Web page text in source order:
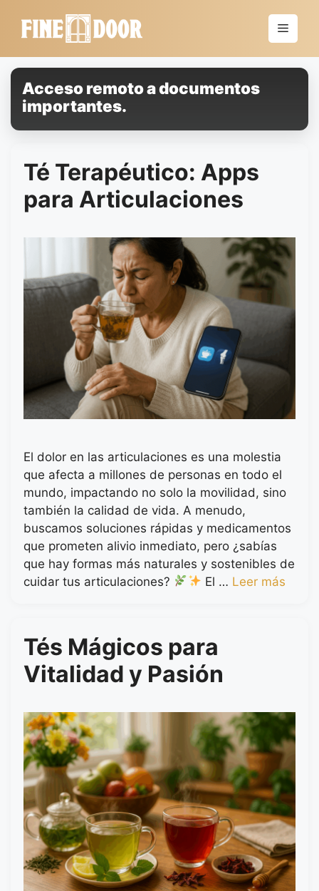
Menú
Acceso remoto a documentos
importantes.
Té Terapéutico: Apps
para Articulaciones
El dolor en las articulaciones es una molestia
que afecta a millones de personas en todo el
mundo, impactando no solo la movilidad, sino
también la calidad de vida. A menudo,
buscamos soluciones rápidas y medicamentos
que prometen alivio inmediato, pero ¿sabías
que hay formas más naturales y sostenibles de
cuidar tus articulaciones?
El … Leer más
Tés Mágicos para
Vitalidad y Pasión